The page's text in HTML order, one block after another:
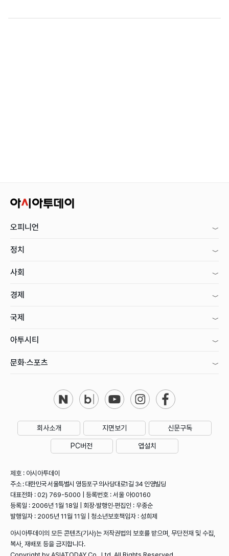
오피니언
정치
사회
경제
국제
아투시티
문화·스포츠
회사소개 지면보기 신문구독
PC버전 앱설치
제호 : 아시아투데이
주소 : 대한민국 서울특별시 영등포구 의사당대로1길 34 인영빌딩
대표전화 : 02) 769-5000 | 등록번호 : 서울 아00160
등록일 : 2006년 1월 18일 | 회장·발행인·편집인 : 우종순
발행일자 : 2005년 11월 11일 | 청소년보호책임자 : 성희제
아시아투데이의 모든 콘텐츠(기사)는 저작권법의 보호를 받으며, 무단전재 및 수집,
복사, 재배포 등을 금지합니다.